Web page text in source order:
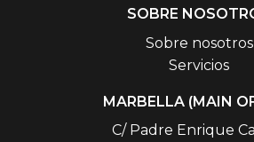
SOBRE
Sobre nosotros
Servicios
MARBELLA (MAIN
C/ Padre Enrique